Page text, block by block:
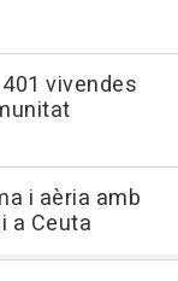
vivendes
i aèria amb
a Ceuta